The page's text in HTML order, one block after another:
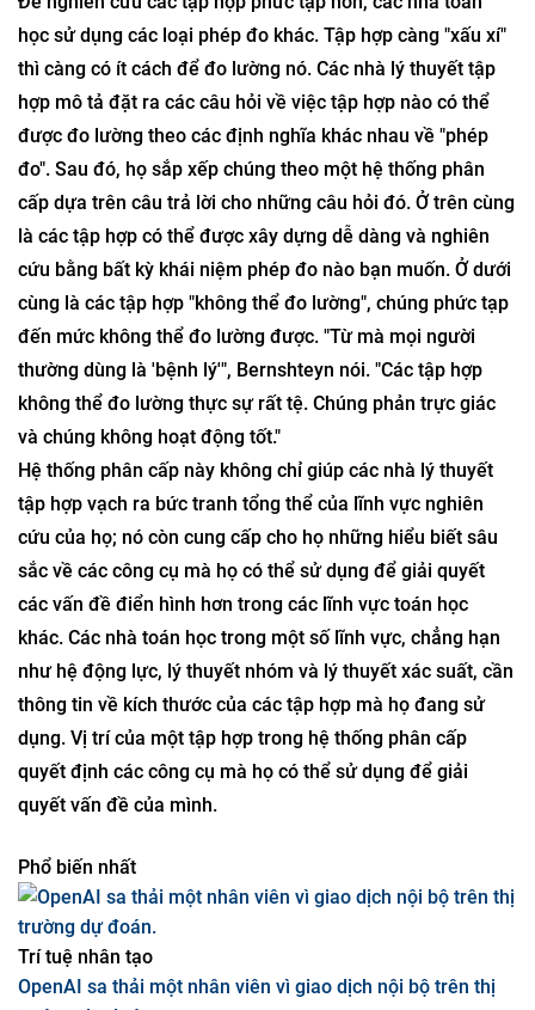
có thể xuất hiện dưới nhiều hình dạng và kích thước khác
Nguồn ảnh: Emilio Segre Visual Archives
Để nghiên cứu các tập hợp phức tạp hơn, các nhà toán
học sử dụng các loại phép đo khác. Tập hợp càng "xấu xí"
thì càng có ít cách để đo lường nó. Các nhà lý thuyết tập
hợp mô tả đặt ra các câu hỏi về việc tập hợp nào có thể
được đo lường theo các định nghĩa khác nhau về "phép
đo". Sau đó, họ sắp xếp chúng theo một hệ thống phân
cấp dựa trên câu trả lời cho những câu hỏi đó. Ở trên cùng
cứu bằng bất kỳ khái niệm phép đo nào bạn muốn. Ở dưới
cùng là các tập hợp "không thể đo lường", chúng phức tạp
đến mức không thể đo lường được. "Từ mà mọi người
thường dùng là 'bệnh lý'", Bernshteyn nói. "Các tập hợp
không thể đo lường thực sự rất tệ. Chúng phản trực giác
và chúng không hoạt động tốt."
Hệ thống phân cấp này không chỉ giúp các nhà lý thuyết
tập hợp vạch ra bức tranh tổng thể của lĩnh vực nghiên
cứu của họ; nó còn cung cấp cho họ những hiểu biết sâu
sắc về các công cụ mà họ có thể sử dụng để giải quyết
các vấn đề điển hình hơn trong các lĩnh vực toán học
khác. Các nhà toán học trong một số lĩnh vực, chẳng hạn
như hệ động lực, lý thuyết nhóm và lý thuyết xác suất, cần
dụng. Vị trí của một tập hợp trong hệ thống phân cấp
quyết định các công cụ mà họ có thể sử dụng để giải
quyết vấn đề của mình.
Phổ biến nhất